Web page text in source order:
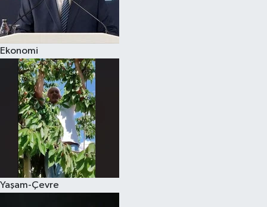
Ekonomi
Yaşam-Çevre
Spor
Burç Yorumları
Çocuk
Eğitim
Hava Durumu
Kadın